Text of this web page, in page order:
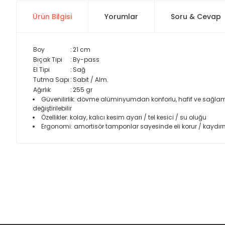
Ürün Bilgisi Yorumlar Soru & Cevap
Boy :21 cm
Bıçak Tipi
:By-pass
El Tipi
: Sağ
Tutma Sapı : Sabit / Alm.
Ağırlık
:255 gr
Güvenilirlik: dövme alüminyumdan konforlu, hafif ve
değiştirilebilir
Özellikler: kolay, kalıcı kesim ayarı / tel kesici / su oluğu
Ergonomi: amortisör tamponlar sayesinde eli korur /
Ürün bilgilerinde hatalar bulunuyor.